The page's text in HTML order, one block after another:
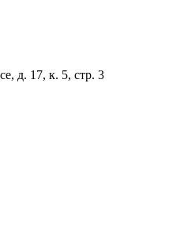
д. 17, к. 5, стр. 3